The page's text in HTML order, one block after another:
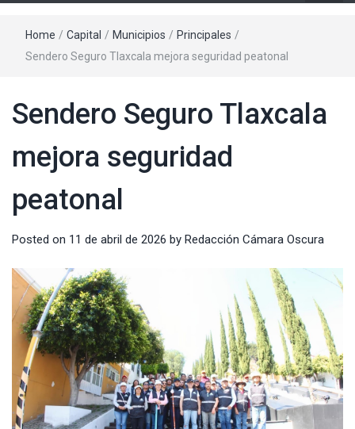
Home / Capital / Municipios / Principales /
Sendero Seguro Tlaxcala mejora seguridad peatonal
Sendero Seguro Tlaxcala
mejora seguridad
peatonal
Posted on 11 de abril de 2026 by Redacción Cámara Oscura